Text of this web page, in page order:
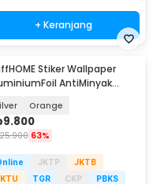
+ Keranjang
Stiker Wallpaper
AntiMinyak
Orange
9.800
63%
JKTP
JKTB
TGR CKP
PBKS